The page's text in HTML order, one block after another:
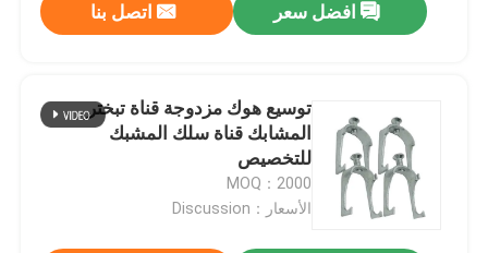
افضل سعر اتصل بنا
توسيع هوك مزدوجة قناة تبختر
المشابك قناة سلك المشبك
للتخصيص
MOQ：2000
الأسعار：Discussion